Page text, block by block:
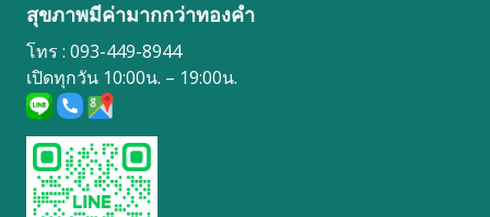
สุขภาพมีค่ามากกว่าทองคำ
โทร : 093-449-8944
เปิดทุกวัน 10:00น. – 19:00น.